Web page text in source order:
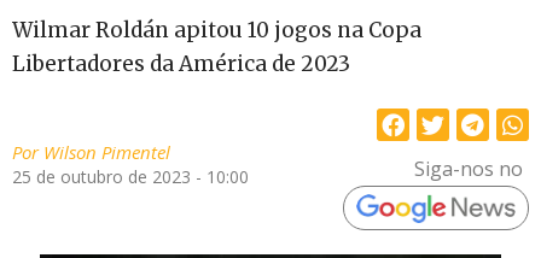
Wilmar Roldán apitou 10 jogos na Copa
Libertadores da América de 2023
PorWilson Pimentel
25 de outubro de 2023 - 10:00 Siga-nos no